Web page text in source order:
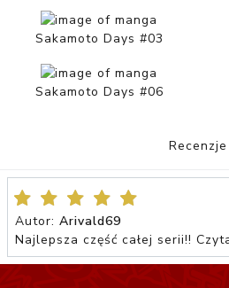
Sakamoto Days #03
Sakamoto Days #06
Recenzje
Autor: Arivald69
Najlepsza część całej serii!!